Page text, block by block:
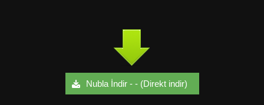
Nubla İndir - - (Direkt indir)